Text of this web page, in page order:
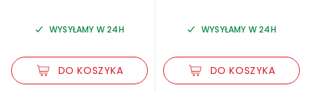
WYSYŁAMY W 24H
DO KOSZYKA
WYSYŁAMY W 24H
DO KOSZYKA